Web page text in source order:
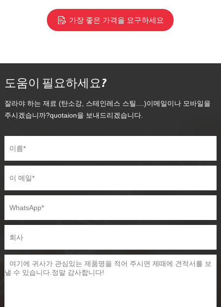
가장 좋은 가격을 요구하세요
도움이 필요하세요?
잘라야 하는 재료 (탄소강, 스테인레스 스틸....)이메일이나 모바일을
주시겠습니까?quotaion을 보내드리겠습니다.